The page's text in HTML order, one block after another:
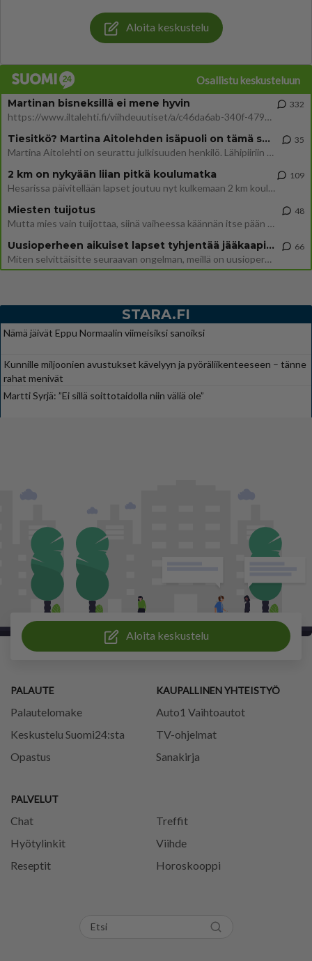
Aloita keskustelu
Osallistu keskusteluun
Martinan bisneksillä ei mene hyvin
https://www.iltalehti.fi/viihdeuutiset/a/c46da6ab-340f-4790-aaa7-0865eed2336 Yrityksen konkurssihakemus on tullut kärä
332
Tiesitkö? Martina Aitolehden isäpuoli on tämä suosittu laulaja
Martina Aitolehti on seurattu julkisuuden henkilö. Lähipiiriin mahtuu muitakin tunnettuja henkilöitä. Tiesitkö, että Ma
35
2 km on nykyään liian pitkä koulumatka
Hesarissa päivitellään lapset joutuu nyt kulkemaan 2 km kouluun jösses. Ruostefillarilla tuo matka menee vaikka miten äk
109
Miesten tuijotus
Mutta mies vain tuijottaa, siinä vaiheessa käännän itse pään pois. Mikä juttu? Yleensä jos joku tuijottaa tai katsoo, hä
48
Uusioperheen aikuiset lapset tyhjentää jääkaapin käydessään
Miten selvittäisitte seuraavan ongelman, meillä on uusioperhe, minulla teini-ikäiset lapset ja puolisolla aikuiset, jotk
66
STARA.FI
Nämä jäivät Eppu Normaalin viimeisiksi sanoiksi
Kunnille miljoonien avustukset kävelyyn ja pyöräliikenteeseen – tänne
rahat menivät
Martti Syrjä: ”Ei sillä soittotaidolla niin väliä ole”
Aloita keskustelu
PALAUTE
Palautelomake
Keskustelu Suomi24:sta
Opastus
PALVELUT
Chat
Treffit
Hyötylinkit
Viihde
Reseptit
Horoskooppi
KAUPALLINEN YHTEISTYÖ
Auto1 Vaihtoautot
TV-ohjelmat
Sanakirja